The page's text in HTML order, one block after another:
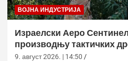
ВОЈНА ИНДУСТРИЈА
Израелски Аеро
производњу тактичких
нова тржишта
9. август 2026. | 14:50